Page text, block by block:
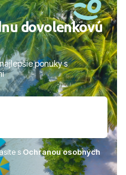
dovolenkovú
ponuky s
sOchranou osobných